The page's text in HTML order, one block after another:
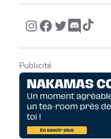
Publicité